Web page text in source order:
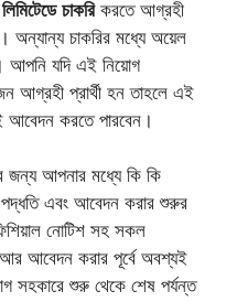
চাকরি করতে আগ্রহী
অন্যান্য চাকরির মধ্যে অয়েল
আপনি যদি এই নিয়োগ
আগ্রহী প্রার্থী হন তাহলে এই
আবেদন করতে পারবেন।
জন্য আপনার মধ্যে কি কি
এবং আবেদন করার শুরুর
নোটিশ সহ সকল
আবেদন করার পূর্বে অবশ্যই
সহকারে শুরু থেকে শেষ পর্যন্ত